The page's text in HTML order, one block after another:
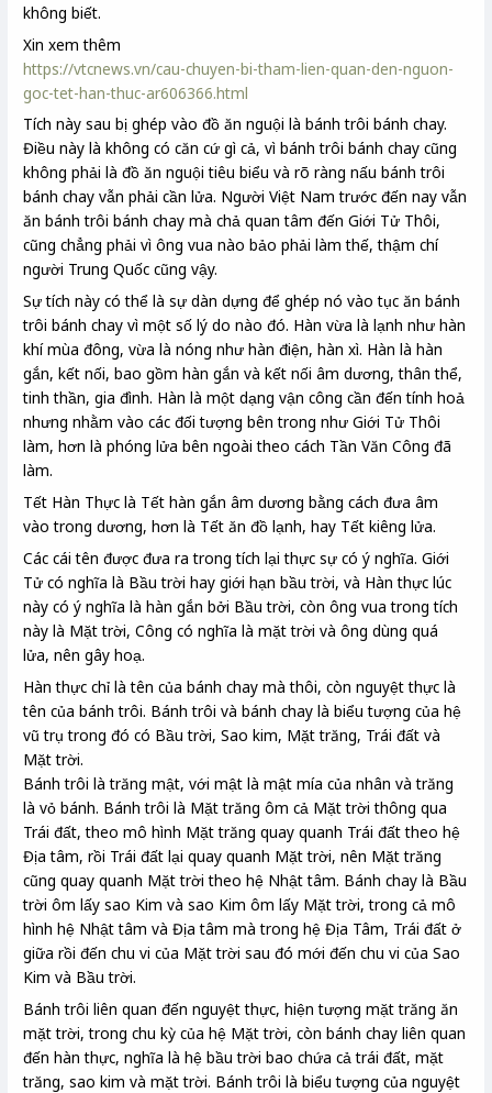
không biết.
Xin xem thêm
https://vtcnews.vn/cau-chuyen-bi-tham-lien-quan-den-nguon-
goc-tet-han-thuc-ar606366.html
Tích này sau bị ghép vào đồ ăn nguội là bánh trôi bánh chay.
Điều này là không có căn cứ gì cả, vì bánh trôi bánh chay cũng
không phải là đồ ăn nguội tiêu biểu và rõ ràng nấu bánh trôi
bánh chay vẫn phải cần lửa. Người Việt Nam trước đến nay vẫn
ăn bánh trôi bánh chay mà chả quan tâm đến Giới Tử Thôi,
cũng chẳng phải vì ông vua nào bảo phải làm thế, thậm chí
người Trung Quốc cũng vậy.
Sự tích này có thể là sự dàn dựng để ghép nó vào tục ăn bánh
trôi bánh chay vì một số lý do nào đó. Hàn vừa là lạnh như hàn
khí mùa đông, vừa là nóng như hàn điện, hàn xì. Hàn là hàn
gắn, kết nối, bao gồm hàn gắn và kết nối âm dương, thân thể,
tinh thần, gia đình. Hàn là một dạng vận công cần đến tính hoả
nhưng nhằm vào các đối tượng bên trong như Giới Tử Thôi
làm, hơn là phóng lửa bên ngoài theo cách Tần Văn Công đã
làm.
Tết Hàn Thực là Tết hàn gắn âm dương bằng cách đưa âm
vào trong dương, hơn là Tết ăn đồ lạnh, hay Tết kiêng lửa.
Các cái tên được đưa ra trong tích lại thực sự có ý nghĩa. Giới
Tử có nghĩa là Bầu trời hay giới hạn bầu trời, và Hàn thực lúc
này có ý nghĩa là hàn gắn bởi Bầu trời, còn ông vua trong tích
này là Mặt trời, Công có nghĩa là mặt trời và ông dùng quá
lửa, nên gây hoạ.
Hàn thực chỉ là tên của bánh chay mà thôi, còn nguyệt thực là
tên của bánh trôi. Bánh trôi và bánh chay là biểu tượng của hệ
vũ trụ trong đó có Bầu trời, Sao kim, Mặt trăng, Trái đất và
Mặt trời.
Bánh trôi là trăng mật, với mật là mật mía của nhân và trăng
là vỏ bánh. Bánh trôi là Mặt trăng ôm cả Mặt trời thông qua
Trái đất, theo mô hình Mặt trăng quay quanh Trái đất theo hệ
Địa tâm, rồi Trái đất lại quay quanh Mặt trời, nên Mặt trăng
cũng quay quanh Mặt trời theo hệ Nhật tâm. Bánh chay là Bầu
trời ôm lấy sao Kim và sao Kim ôm lấy Mặt trời, trong cả mô
hình hệ Nhật tâm và Địa tâm mà trong hệ Địa Tâm, Trái đất ở
giữa rồi đến chu vi của Mặt trời sau đó mới đến chu vi của Sao
Kim và Bầu trời.
Bánh trôi liên quan đến nguyệt thực, hiện tượng mặt trăng ăn
mặt trời, trong chu kỳ của hệ Mặt trời, còn bánh chay liên quan
đến hàn thực, nghĩa là hệ bầu trời bao chứa cả trái đất, mặt
trăng, sao kim và mặt trời. Bánh trôi là biểu tượng của nguyệt